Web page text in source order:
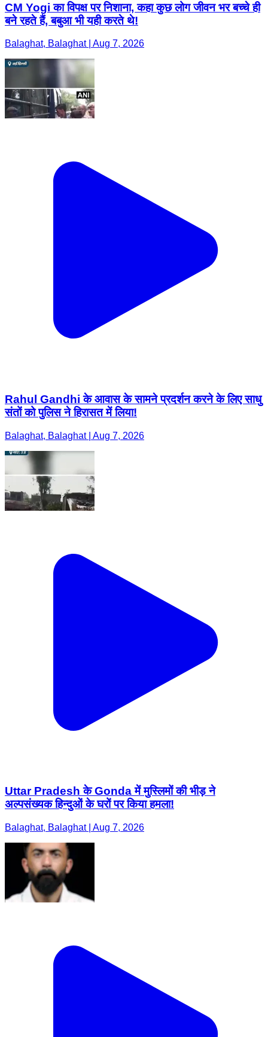
CM Yogi का विपक्ष पर निशाना, कहा कुछ लोग जीवन भर बच्चे ही
बने रहते हैं, बबुआ भी यही करते थे!
Balaghat, Balaghat | Aug 7, 2026
Rahul Gandhi के आवास के सामने प्रदर्शन करने के लिए साधु
संतों को पुलिस ने हिरासत में लिया!
Balaghat, Balaghat | Aug 7, 2026
Uttar Pradesh के Gonda में मुस्लिमों की भीड़ ने
अल्पसंख्यक हिन्दुओं के घरों पर किया हमला!
Balaghat, Balaghat | Aug 7, 2026